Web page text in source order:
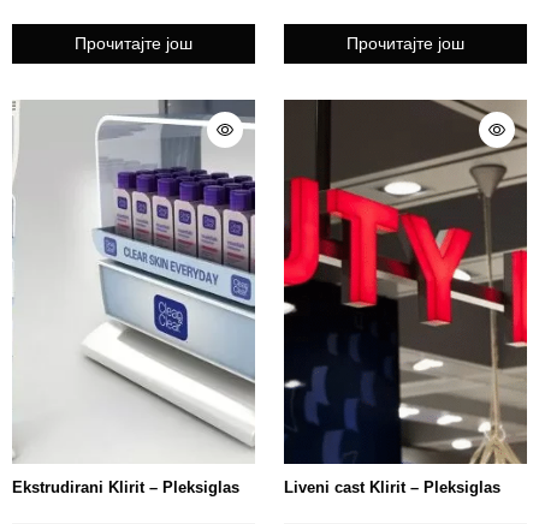
Прочитајте још Прочитајте још
Ekstrudirani Klirit – Pleksiglas Liveni cast Klirit – Pleksiglas